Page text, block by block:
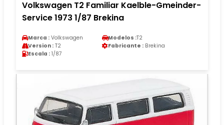
Volkswagen T2 Familiar Kaelble-Gmeinder-
Service 1973 1/87 Brekina
Marca : Volkswagen Modelos :T2
Version : T2 Fabricante : Brekina
Escala : 1/87